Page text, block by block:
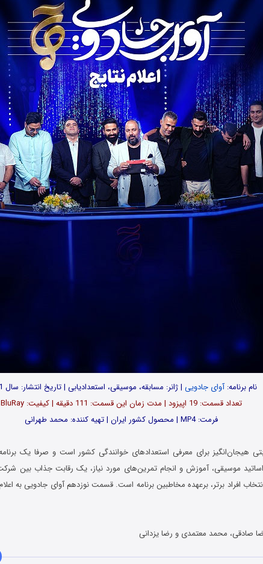
نام برنامه:آوای جادویی | ژانر: مسابقه، موسیقی، استعدادیابی | تاریخ انتشار: سال 1401
تعداد قسمت‌: 19 اپیزود | مدت زمان این قسمت: 111 دقیقه | کیفیت: BluRay
فرمت: MP4 | محصول کشور ایران | تهیه کننده: محمد طهرانی
هیجان‌انگیز برای معرفی استعدادهای خوانندگی کشور است و صرفا یک
موسیقی، آموزش و انجام تمرین‌های مورد نیاز، یک رقابت جذاب بین
افراد برتر، برعهده مخاطبین برنامه است. قسمت نوزدهم آوای جادویی به
صادقی، محمد معتمدی و رضا یزدانی